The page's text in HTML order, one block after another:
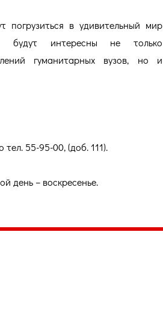
погрузиться в удивительный мир
будут интересны не только
гуманитарных вузов, но и
55-95-00, (доб. 111).
день – воскресенье.